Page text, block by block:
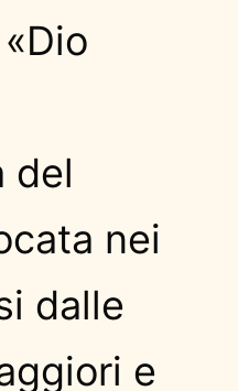
del
nei
dalle
e